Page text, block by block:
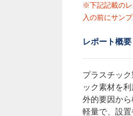
※下記記載の
入の前にサン
レポート概要
プラスチッ
ック素材を
外的要因か
軽量で、設